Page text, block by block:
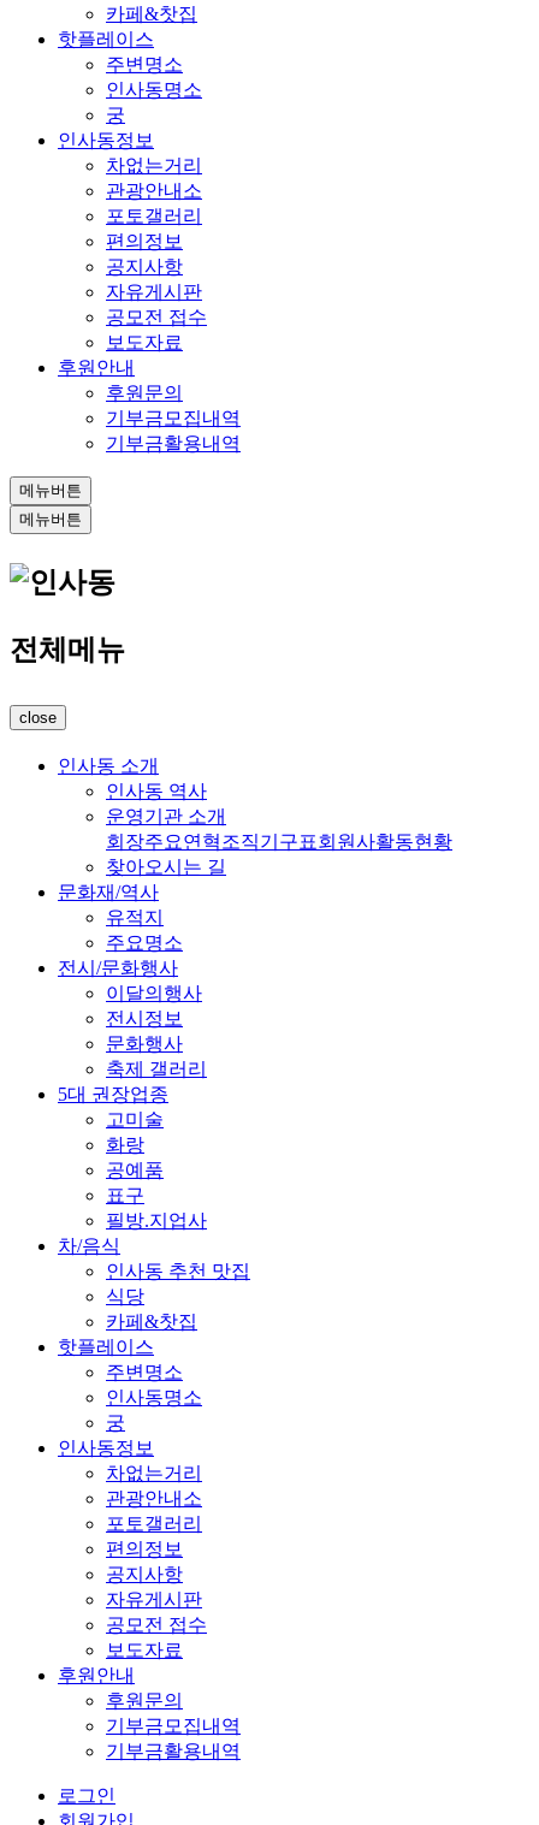
카페&찻집
핫플레이스
주변명소
인사동명소
궁
인사동정보
차없는거리
관광안내소
포토갤러리
편의정보
공지사항
자유게시판
공모전 접수
보도자료
후원안내
후원문의
기부금모집내역
기부금활용내역
메뉴버튼
메뉴버튼
전체메뉴
close
인사동 소개
인사동 역사
운영기관 소개
회장주요연혁조직기구표회원사활동현황
찾아오시는 길
문화재/역사
유적지
주요명소
전시/문화행사
이달의행사
전시정보
문화행사
축제 갤러리
5대 권장업종
고미술
화랑
공예품
표구
필방.지업사
차/음식
인사동 추천 맛집
식당
카페&찻집
핫플레이스
주변명소
인사동명소
궁
인사동정보
차없는거리
관광안내소
포토갤러리
편의정보
공지사항
자유게시판
공모전 접수
보도자료
후원안내
후원문의
기부금모집내역
기부금활용내역
로그인
회원가입